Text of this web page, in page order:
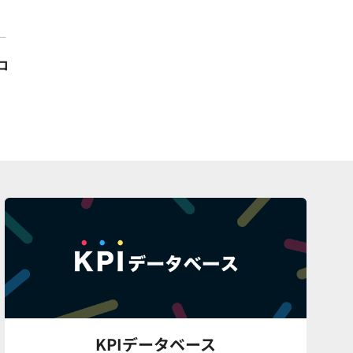
KPIデータベース